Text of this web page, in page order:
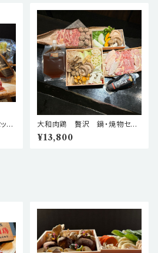
わ
大和肉鶏 贅沢 鍋・焼物セッ
ト『旨み溢れる大和肉鶏を贅沢
に！鍋と焼鶏の二つの味わいを』
¥13,800